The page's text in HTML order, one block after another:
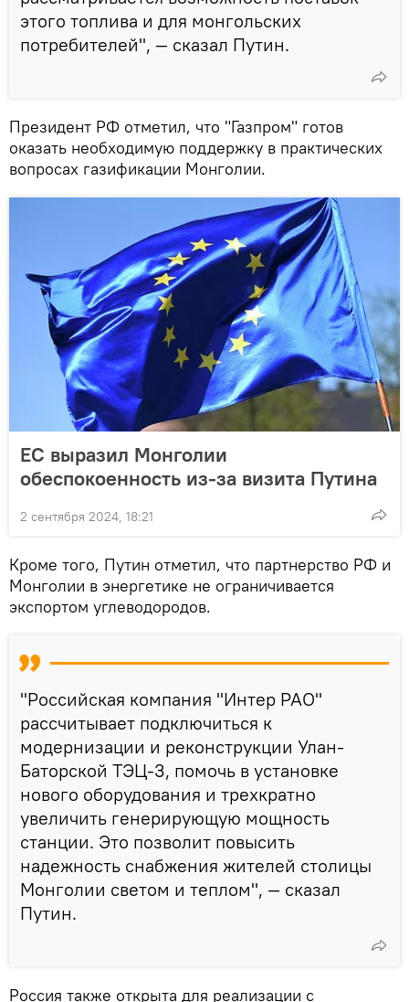
этого топлива и для монгольских
потребителей", — сказал Путин.
Президент РФ отметил, что "Газпром" готов
оказать необходимую поддержку в практических
вопросах газификации Монголии.
ЕС выразил Монголии
обеспокоенность из-за визита Путина
2 сентября 2024, 18:21
Кроме того, Путин отметил, что партнерство РФ и
Монголии в энергетике не ограничивается
экспортом углеводородов.
"Российская компания "Интер РАО"
рассчитывает подключиться к
модернизации и реконструкции Улан-
Баторской ТЭЦ-3, помочь в установке
нового оборудования и трехкратно
увеличить генерирующую мощность
станции. Это позволит повысить
надежность снабжения жителей столицы
Монголии светом и теплом", — сказал
Путин.
Россия также открыта для реализации с